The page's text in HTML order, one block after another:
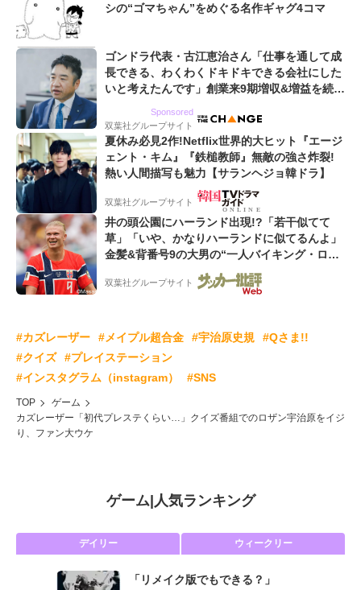
シの“ゴマちゃん”をめぐる名作ギャグ4コマ
ゴンドラ代表・古江恵治さん「仕事を通して成
長できる、わくわくドキドキできる会社にした
いと考えたんです」創業来9期増収&増益を続け
Sponsored
双葉社グループサイト
夏休み必見2作!Netflix世界的大ヒット『エージ
ェント・キム』『鉄槌教師』無敵の強さ炸裂!
熱い人間描写も魅力【サランヘジョ韓ドラ】
双葉社グループサイト
井の頭公園にハーランド出現!?「若干似てて
草」「いや、かなりハーランドに似てるんよ」
金髪&背番号9の大男の“一人バイキング・ロ
ー”映像が話題!「元気をもらった」
双葉社グループサイト
#カズレーザー #メイプル超合金 #宇治原史規
#Qさま!!
#クイズ
#プレイステーション
#インスタグラム（instagram）
#SNS
TOP
ゲーム
カズレーザー「初代プレステくらい…」クイズ番組でのロザン宇治原をイジ
り、ファン大ウケ
ゲーム| 人気ランキング
デイリー ウィークリー
「リメイク版でもできる？」